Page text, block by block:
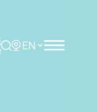
Rechercher
Choisir la langue